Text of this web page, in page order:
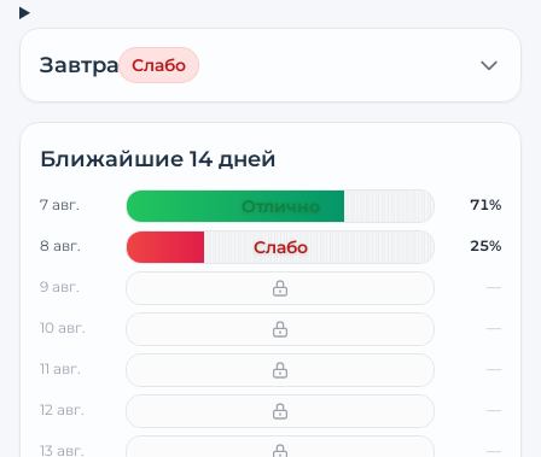
Завтра Слабо
Ближайшие 14 дней
7 авг. Отлично 71%
8 авг. Слабо 25%
9 авг. —
10 авг. —
11 авг. —
12 авг. —
13 авг. —